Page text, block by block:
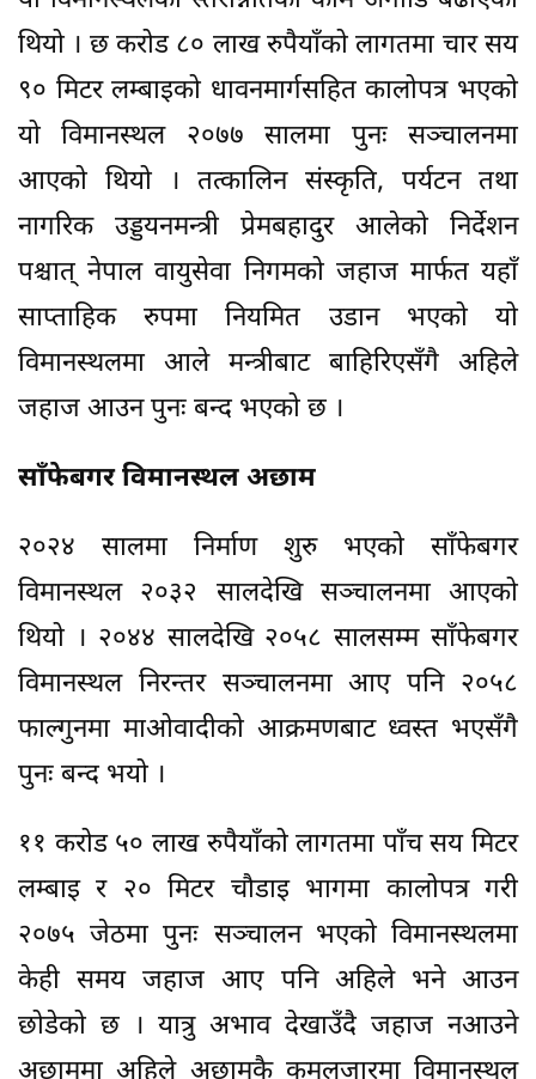
थियो । छ करोड ८० लाख रुपैयाँको लागतमा चार सय
९० मिटर लम्बाइको धावनमार्गसहित कालोपत्र भएको
यो विमानस्थल २०७७ सालमा पुनः सञ्चालनमा
आएको थियो । तत्कालिन संस्कृति, पर्यटन तथा
नागरिक उड्डयनमन्त्री प्रेमबहादुर आलेको निर्देशन
पश्चात् नेपाल वायुसेवा निगमको जहाज मार्फत यहाँ
साप्ताहिक रुपमा नियमित उडान भएको यो
विमानस्थलमा आले मन्त्रीबाट बाहिरिएसँगै अहिले
जहाज आउन पुनः बन्द भएको छ ।
साँफेबगर विमानस्थल अछाम
२०२४ सालमा निर्माण शुरु भएको साँफेबगर
विमानस्थल २०३२ सालदेखि सञ्चालनमा आएको
थियो । २०४४ सालदेखि २०५८ सालसम्म साँफेबगर
विमानस्थल निरन्तर सञ्चालनमा आए पनि २०५८
फाल्गुनमा माओवादीको आक्रमणबाट ध्वस्त भएसँगै
पुनः बन्द भयो ।
११ करोड ५० लाख रुपैयाँको लागतमा पाँच सय मिटर
लम्बाइ र २० मिटर चौडाइ भागमा कालोपत्र गरी
२०७५ जेठमा पुनः सञ्चालन भएको विमानस्थलमा
केही समय जहाज आए पनि अहिले भने आउन
छोडेको छ । यात्रु अभाव देखाउँदै जहाज नआउने